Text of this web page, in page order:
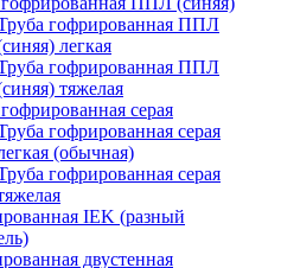
гофрированная ППЛ
легкая
гофрированная ППЛ
тяжелая
серая
гофрированная серая
(обычная)
гофрированная серая
IEK (разный
двустенная